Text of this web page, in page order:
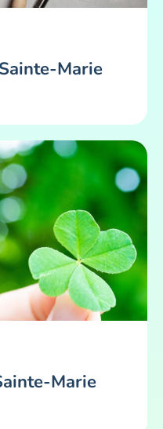
Marie
Marie